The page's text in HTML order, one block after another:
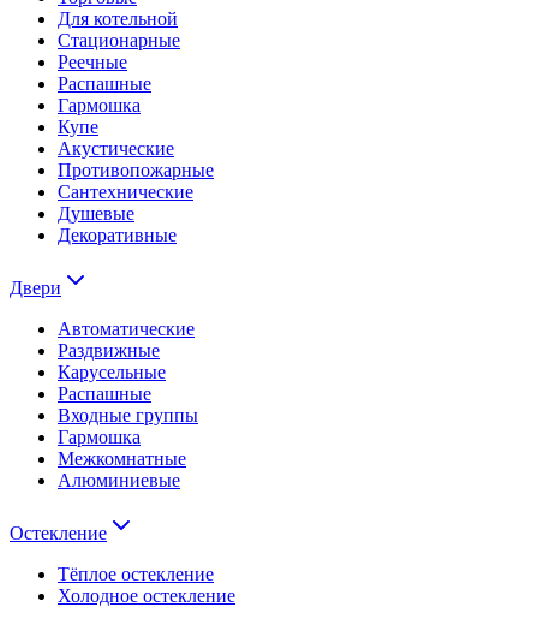
Для котельной
Стационарные
Реечные
Распашные
Гармошка
Купе
Акустические
Противопожарные
Сантехнические
Душевые
Декоративные
Двери
Автоматические
Раздвижные
Карусельные
Распашные
Входные группы
Гармошка
Межкомнатные
Алюминиевые
Остекление
Тёплое остекление
Холодное остекление